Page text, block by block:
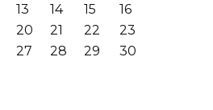
13 14 15
16
20 21 22
23
27 28 29
30